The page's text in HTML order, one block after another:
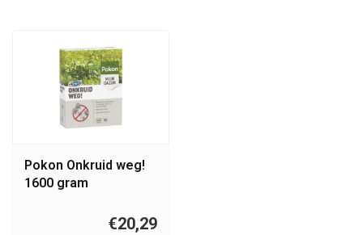
Pokon Onkruid weg!
1600 gram
€20,29